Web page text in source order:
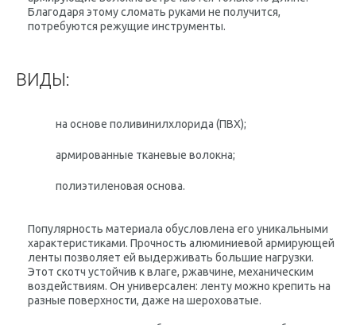
Благодаря этому сломать руками не получится,
потребуются режущие инструменты.
ВИДЫ:
на основе поливинилхлорида (ПВХ);
армированные тканевые волокна;
полиэтиленовая основа.
Популярность материала обусловлена ​​его уникальными
характеристиками. Прочность алюминиевой армирующей
ленты позволяет ей выдерживать большие нагрузки.
Этот скотч устойчив к влаге, ржавчине, механическим
воздействиям. Он универсален: ленту можно крепить на
разные поверхности, даже на шероховатые.